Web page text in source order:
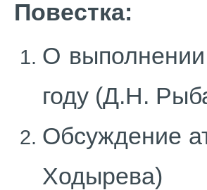
Повестка:
О
году (Д.Н.
Обсуждение
Ходырева)